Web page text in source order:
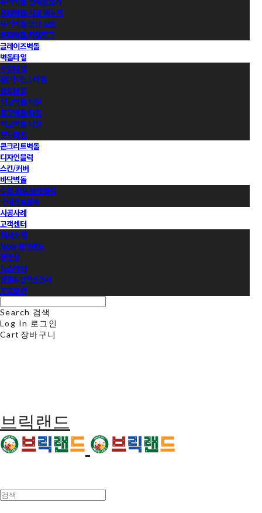
유리벽돌 시공 매뉴얼
유리벽돌 영상 모음
유리벽돌 카달로그
글레이즈벽돌
벽돌타일
수입타일
롱(와이드) 타일
점토타일
적고벽돌 타일
청고벽돌 타일
백고벽돌 타일
모노타일
콘크리트벽돌
디자인블럭
스킨/커버
바닥벽돌
수입 점토 바닥블럭
국내점토블록
시공사례
고객센터
회사소개
Now 브릭랜드
동영상
뉴스레터
샘플&견적신청서
프로모션
Search 검색
Log In 로그인
Cart 장바구니
브릭랜드